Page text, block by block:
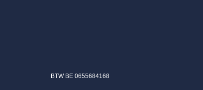
BTW BE 0655684168